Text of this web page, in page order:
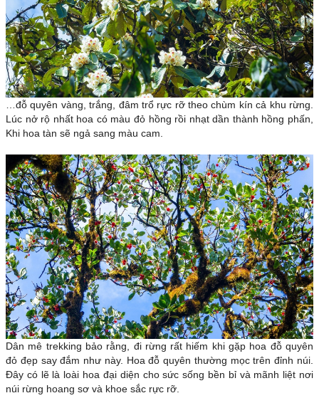
…đỗ quyên vàng, trắng, đâm trổ rực rỡ theo chùm kín cả khu rừng.
Lúc nở rộ nhất hoa có màu đỏ hồng rồi nhạt dần thành hồng phấn,
Khi hoa tàn sẽ ngả sang màu cam.
Dân mê trekking bảo rằng, đi rừng rất hiếm khi gặp hoa đỗ quyên
đỏ đẹp say đắm như này. Hoa đỗ quyên thường mọc trên đỉnh núi.
Đây có lẽ là loài hoa đại diện cho sức sống bền bỉ và mãnh liệt nơi
núi rừng hoang sơ và khoe sắc rực rỡ.